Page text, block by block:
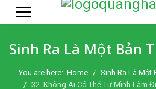
Sinh Ra Là Một Bản
You are here: Home
Sinh Ra Là Một
32. Không Ai Có Thể Tự Mình Làm